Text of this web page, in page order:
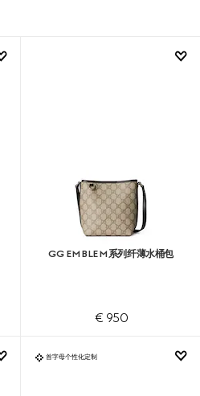
GG EMBLEM系列纤薄水桶包
€ 950
首字母个性化定制